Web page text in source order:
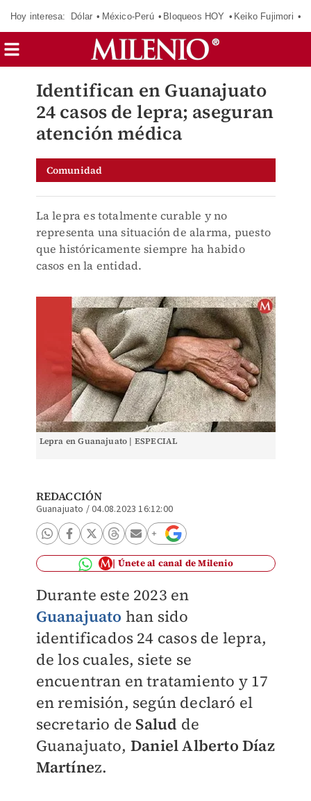
Hoy interesa: Dólar México-Perú Bloqueos HOY Keiko Fujimori
Identifican en Guanajuato
24 casos de lepra; aseguran
atención médica
Comunidad
La lepra es totalmente curable y no
representa una situación de alarma, puesto
que históricamente siempre ha habido
casos en la entidad.
Lepra en Guanajuato | ESPECIAL
REDACCIÓN
Guanajuato /04.08.2023 16:12:00
Únete al canal de Milenio
Durante este 2023 en
Guanajuato han sido
identificados 24 casos de lepra,
de los cuales, siete se
encuentran en tratamiento y 17
en remisión, según declaró el
secretario de Salud de
Guanajuato, Daniel Alberto Díaz
Martínez.